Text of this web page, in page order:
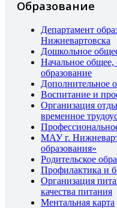
Образование
Департамент
Нижневартовска
Дошкольное
Начальное общее,
образование
Дополнительное
Воспитание и
Организация
временное
МАУ г.
образования»
Родительское
Профилактика и
Организация
качества питания
Ментальная карта